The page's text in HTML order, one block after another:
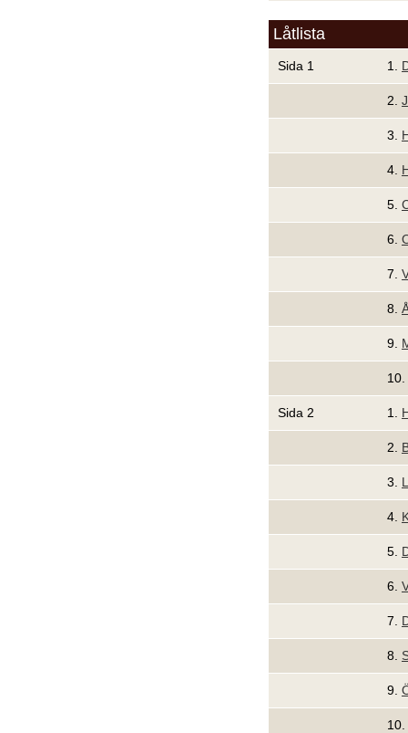
Låtlista
Sida 1 1.
2.
3.
4.
5.
6.
7.
8.
9.
10.
Sida 2 1.
2.
3.
4.
5.
6.
7.
8.
9.
10.